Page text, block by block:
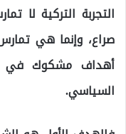
التجربة التركية لا
أهداف مشكوك في
السياسي.